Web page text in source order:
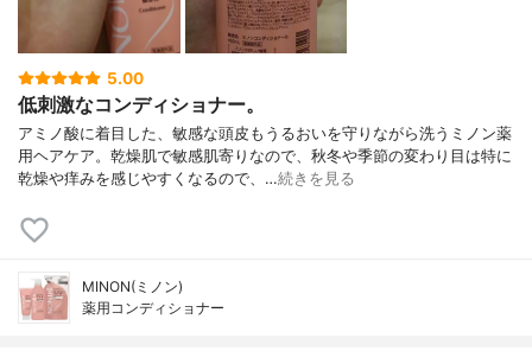
5.00
低刺激なコンディショナー。
アミノ酸に着目した、敏感な頭皮もうるおいを守りながら洗うミノン薬
用ヘアケア。乾燥肌で敏感肌寄りなので、秋冬や季節の変わり目は特に
乾燥や痒みを感じやすくなるので、…続きを見る
MINON(ミノン)
薬用コンディショナー